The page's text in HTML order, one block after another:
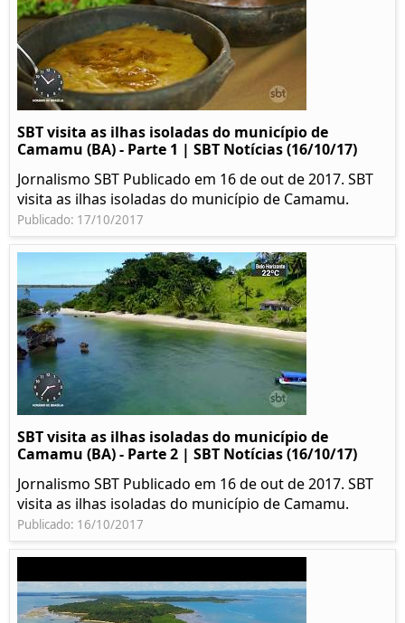
SBT visita as ilhas isoladas do município de
Camamu (BA) - Parte 1 | SBT Notícias (16/10/17)
Jornalismo SBT Publicado em 16 de out de 2017. SBT
visita as ilhas isoladas do município de Camamu.
Publicado: 17/10/2017
SBT visita as ilhas isoladas do município de
Camamu (BA) - Parte 2 | SBT Notícias (16/10/17)
Jornalismo SBT Publicado em 16 de out de 2017. SBT
visita as ilhas isoladas do município de Camamu.
Publicado: 16/10/2017